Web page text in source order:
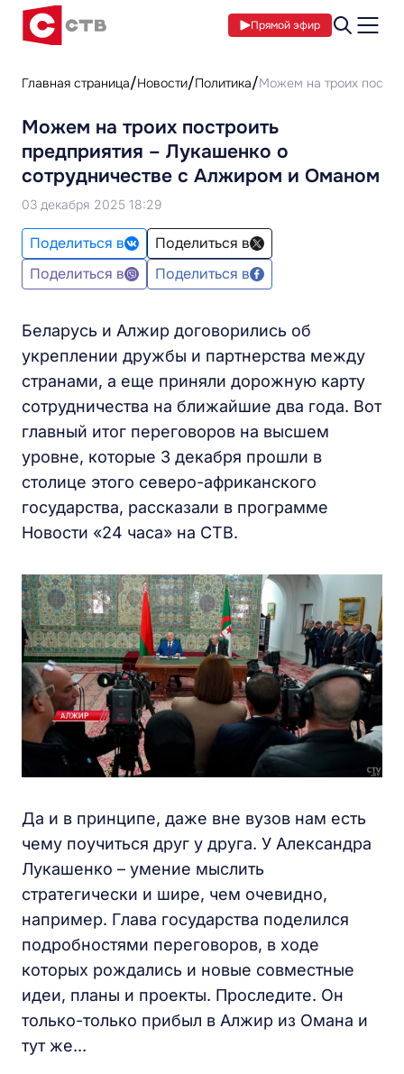
Прямой эфир
Главная страница Новости Политика Можем на троих
Можем на троих построить
предприятия – Лукашенко о
сотрудничестве с Алжиром и Оманом
03 декабря 2025 18:29
Поделиться в
Поделиться в
Поделиться в
Поделиться в
Беларусь и Алжир договорились об
укреплении дружбы и партнерства между
странами, а еще приняли дорожную карту
сотрудничества на ближайшие два года. Вот
главный итог переговоров на высшем
уровне, которые 3 декабря прошли в
столице этого северо-африканского
государства, рассказали в программе
Новости «24 часа» на СТВ.
Да и в принципе, даже вне вузов нам есть
чему поучиться друг у друга. У Александра
Лукашенко – умение мыслить
стратегически и шире, чем очевидно,
например. Глава государства поделился
подробностями переговоров, в ходе
которых рождались и новые совместные
идеи, планы и проекты. Проследите. Он
только-только прибыл в Алжир из Омана и
тут же...